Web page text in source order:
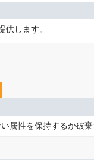
します。
属性を保持するか破棄